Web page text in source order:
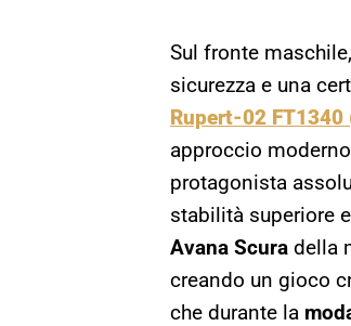
Sul fronte
sicurezza e una
Rupert-02 FT1340
approccio
protagonista
stabilità superiore
Avana Scura della
creando un gioco
che durante la